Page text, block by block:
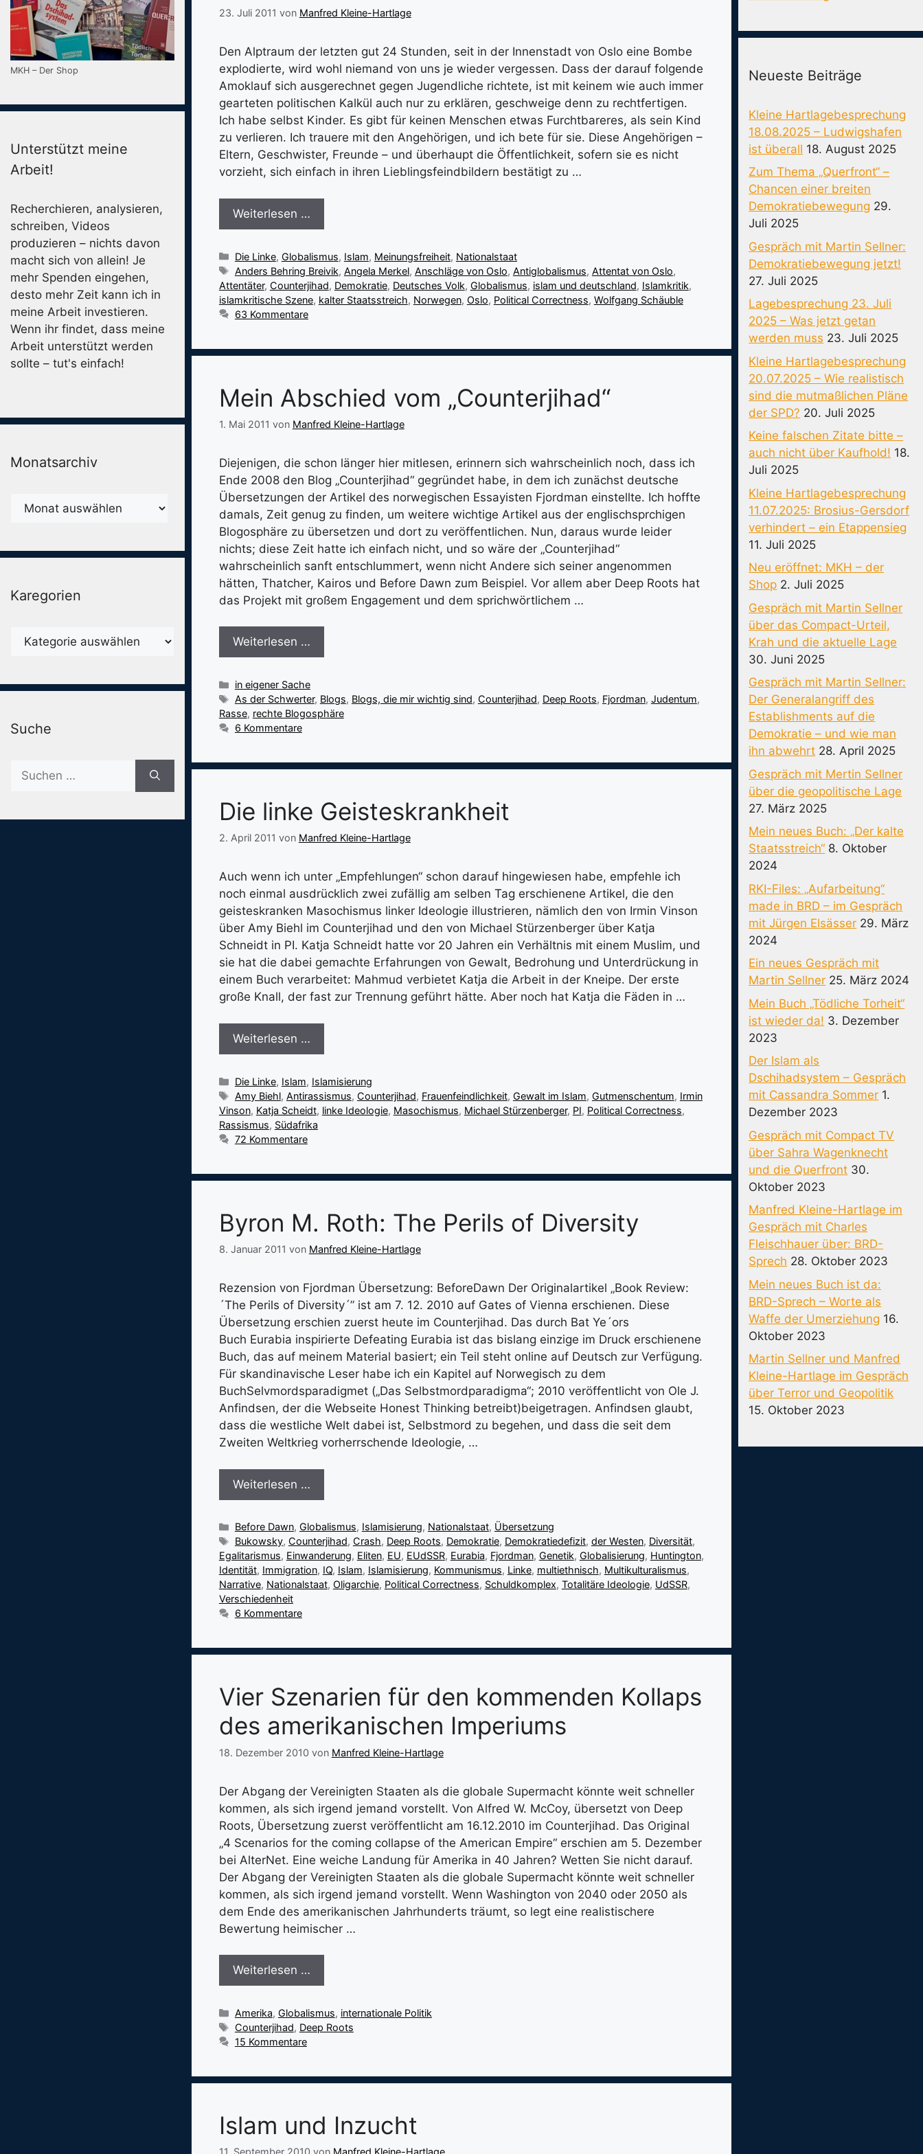
23. Juli 2011 von Manfred Kleine-Hartlage
Den Alptraum der letzten gut 24 Stunden, seit in der Innenstadt von Oslo eine Bombe
explodierte, wird wohl niemand von uns je wieder vergessen. Dass der darauf folgende
Amoklauf sich ausgerechnet gegen Jugendliche richtete, ist mit keinem wie auch immer
gearteten politischen Kalkül auch nur zu erklären, geschweige denn zu rechtfertigen.
Ich habe selbst Kinder. Es gibt für keinen Menschen etwas Furchtbareres, als sein Kind
zu verlieren. Ich trauere mit den Angehörigen, und ich bete für sie. Diese Angehörigen –
Eltern, Geschwister, Freunde – und überhaupt die Öffentlichkeit, sofern sie es nicht
vorzieht, sich einfach in ihren Lieblingsfeindbildern bestätigt zu …
Weiterlesen …
Kategorien
Die Linke, Globalismus, Islam, Meinungsfreiheit, Nationalstaat
Schlagwörter
Anders Behring Breivik, Angela Merkel, Anschläge von Oslo, Antiglobalismus, Attentat von Oslo,
Attentäter, Counterjihad, Demokratie, Deutsches Volk, Globalismus, islam und deutschland, Islamkritik,
islamkritische Szene, kalter Staatsstreich, Norwegen, Oslo, Political Correctness, Wolfgang Schäuble
63 Kommentare
Mein Abschied vom „Counterjihad“
1. Mai 2011 von Manfred Kleine-Hartlage
Diejenigen, die schon länger hier mitlesen, erinnern sich wahrscheinlich noch, dass ich
Ende 2008 den Blog „Counterjihad“ gegründet habe, in dem ich zunächst deutsche
Übersetzungen der Artikel des norwegischen Essayisten Fjordman einstellte. Ich hoffte
damals, Zeit genug zu finden, um weitere wichtige Artikel aus der englischsprchigen
Blogosphäre zu übersetzen und dort zu veröffentlichen. Nun, daraus wurde leider
nichts; diese Zeit hatte ich einfach nicht, und so wäre der „Counterjihad“
wahrscheinlich sanft entschlummert, wenn nicht Andere sich seiner angenommen
hätten, Thatcher, Kairos und Before Dawn zum Beispiel. Vor allem aber Deep Roots hat
das Projekt mit großem Engagement und dem sprichwörtlichem …
Weiterlesen …
Kategorien
in eigener Sache
Schlagwörter
As der Schwerter, Blogs, Blogs, die mir wichtig sind, Counterjihad, Deep Roots, Fjordman, Judentum,
Rasse, rechte Blogosphäre
6 Kommentare
Die linke Geisteskrankheit
2. April 2011 von Manfred Kleine-Hartlage
Auch wenn ich unter „Empfehlungen“ schon darauf hingewiesen habe, empfehle ich
noch einmal ausdrücklich zwei zufällig am selben Tag erschienene Artikel, die den
geisteskranken Masochismus linker Ideologie illustrieren, nämlich den von Irmin Vinson
über Amy Biehl im Counterjihad und den von Michael Stürzenberger über Katja
Schneidt in PI. Katja Schneidt hatte vor 20 Jahren ein Verhältnis mit einem Muslim, und
sie hat die dabei gemachte Erfahrungen von Gewalt, Bedrohung und Unterdrückung in
einem Buch verarbeitet: Mahmud verbietet Katja die Arbeit in der Kneipe. Der erste
große Knall, der fast zur Trennung geführt hätte. Aber noch hat Katja die Fäden in …
Weiterlesen …
Kategorien
Die Linke, Islam, Islamisierung
Schlagwörter
Amy Biehl, Antirassismus, Counterjihad, Frauenfeindlichkeit, Gewalt im Islam, Gutmenschentum, Irmin
Vinson, Katja Scheidt, linke Ideologie, Masochismus, Michael Stürzenberger, PI, Political Correctness,
Rassismus, Südafrika
72 Kommentare
Byron M. Roth: The Perils of Diversity
8. Januar 2011 von Manfred Kleine-Hartlage
Rezension von Fjordman Übersetzung: BeforeDawn Der Originalartikel „Book Review:
´The Perils of Diversity´” ist am 7. 12. 2010 auf Gates of Vienna erschienen. Diese
Übersetzung erschien zuerst heute im Counterjihad. Das durch Bat Ye´ors
Buch Eurabia inspirierte Defeating Eurabia ist das bislang einzige im Druck erschienene
Buch, das auf meinem Material basiert; ein Teil steht online auf Deutsch zur Verfügung.
Für skandinavische Leser habe ich ein Kapitel auf Norwegisch zu dem
BuchSelvmordsparadigmet („Das Selbstmordparadigma“; 2010 veröffentlicht von Ole J.
Anfindsen, der die Webseite Honest Thinking betreibt)beigetragen. Anfindsen glaubt,
dass die westliche Welt dabei ist, Selbstmord zu begehen, und dass die seit dem
Zweiten Weltkrieg vorherrschende Ideologie, …
Weiterlesen …
Kategorien
Before Dawn, Globalismus, Islamisierung, Nationalstaat, Übersetzung
Schlagwörter
Bukowsky, Counterjihad, Crash, Deep Roots, Demokratie, Demokratiedefizit, der Westen, Diversität,
Egalitarismus, Einwanderung, Eliten, EU, EUdSSR, Eurabia, Fjordman, Genetik, Globalisierung, Huntington,
Identität, Immigration, IQ, Islam, Islamisierung, Kommunismus, Linke, multiethnisch, Multikulturalismus,
Narrative, Nationalstaat, Oligarchie, Political Correctness, Schuldkomplex, Totalitäre Ideologie, UdSSR,
Verschiedenheit
6 Kommentare
Vier Szenarien für den kommenden Kollaps
des amerikanischen Imperiums
18. Dezember 2010 von Manfred Kleine-Hartlage
Der Abgang der Vereinigten Staaten als die globale Supermacht könnte weit schneller
kommen, als sich irgend jemand vorstellt. Von Alfred W. McCoy, übersetzt von Deep
Roots, Übersetzung zuerst veröffentlicht am 16.12.2010 im Counterjihad. Das Original
„4 Scenarios for the coming collapse of the American Empire“ erschien am 5. Dezember
bei AlterNet. Eine weiche Landung für Amerika in 40 Jahren? Wetten Sie nicht darauf.
Der Abgang der Vereinigten Staaten als die globale Supermacht könnte weit schneller
kommen, als sich irgend jemand vorstellt. Wenn Washington von 2040 oder 2050 als
dem Ende des amerikanischen Jahrhunderts träumt, so legt eine realistischere
Bewertung heimischer …
Weiterlesen …
Kategorien
Amerika, Globalismus, internationale Politik
Schlagwörter
Counterjihad, Deep Roots
15 Kommentare
Islam und Inzucht
MKH – Der Shop
Unterstützt meine
Arbeit!
Recherchieren, analysieren,
schreiben, Videos
produzieren – nichts davon
macht sich von allein! Je
mehr Spenden eingehen,
desto mehr Zeit kann ich in
meine Arbeit investieren.
Wenn ihr findet, dass meine
Arbeit unterstützt werden
sollte – tut's einfach!
Monatsarchiv
Monatsarchiv
Karegorien
Karegorien
Suche
nach:
Neueste Beiträge
Kleine Hartlagebesprechung
18.08.2025 – Ludwigshafen
ist überall 18. August 2025
Zum Thema „Querfront“ –
Chancen einer breiten
Demokratiebewegung 29.
Juli 2025
Gespräch mit Martin Sellner:
Demokratiebewegung jetzt!
27. Juli 2025
Lagebesprechung 23. Juli
2025 – Was jetzt getan
werden muss 23. Juli 2025
Kleine Hartlagebesprechung
20.07.2025 – Wie realistisch
sind die mutmaßlichen Pläne
der SPD? 20. Juli 2025
Keine falschen Zitate bitte –
auch nicht über Kaufhold! 18.
Juli 2025
Kleine Hartlagebesprechung
11.07.2025: Brosius-Gersdorf
verhindert – ein Etappensieg
11. Juli 2025
Neu eröffnet: MKH – der
Shop 2. Juli 2025
Gespräch mit Martin Sellner
über das Compact-Urteil,
Krah und die aktuelle Lage
30. Juni 2025
Gespräch mit Martin Sellner:
Der Generalangriff des
Establishments auf die
Demokratie – und wie man
ihn abwehrt 28. April 2025
Gespräch mit Mertin Sellner
über die geopolitische Lage
27. März 2025
Mein neues Buch: „Der kalte
Staatsstreich“ 8. Oktober
2024
RKI-Files: „Aufarbeitung“
made in BRD – im Gespräch
mit Jürgen Elsässer 29. März
2024
Ein neues Gespräch mit
Martin Sellner 25. März 2024
Mein Buch „Tödliche Torheit“
ist wieder da! 3. Dezember
2023
Der Islam als
Dschihadsystem – Gespräch
mit Cassandra Sommer 1.
Dezember 2023
Gespräch mit Compact TV
über Sahra Wagenknecht
und die Querfront 30.
Oktober 2023
Manfred Kleine-Hartlage im
Gespräch mit Charles
Fleischhauer über: BRD-
Sprech 28. Oktober 2023
Mein neues Buch ist da:
BRD-Sprech – Worte als
Waffe der Umerziehung 16.
Oktober 2023
Martin Sellner und Manfred
Kleine-Hartlage im Gespräch
über Terror und Geopolitik
15. Oktober 2023